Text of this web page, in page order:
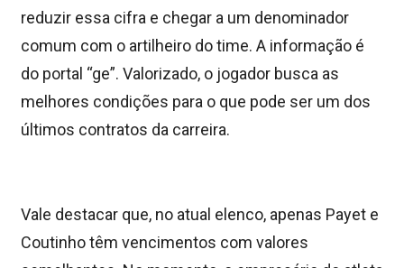
reduzir essa cifra e chegar a um denominador
comum com o artilheiro do time. A informação é
do portal “ge”. Valorizado, o jogador busca as
melhores condições para o que pode ser um dos
últimos contratos da carreira.
Vale destacar que, no atual elenco, apenas Payet e
Coutinho têm vencimentos com valores